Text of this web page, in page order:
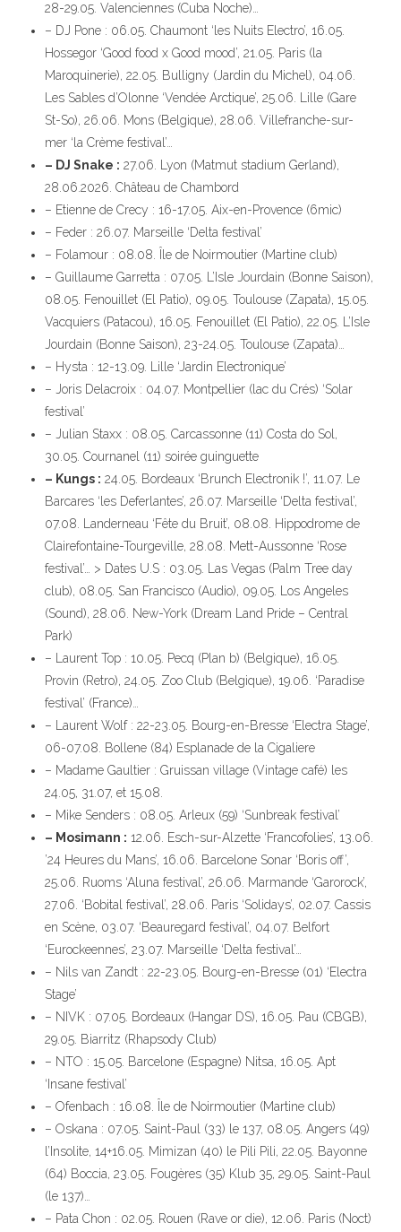
28-29.05. Valenciennes (Cuba Noche)…
– DJ Pone : 06.05. Chaumont ‘les Nuits Electro’, 16.05.
Hossegor ‘Good food x Good mood’, 21.05. Paris (la
Maroquinerie), 22.05. Bulligny (Jardin du Michel), 04.06.
Les Sables d’Olonne ‘Vendée Arctique’, 25.06. Lille (Gare
St-So), 26.06. Mons (Belgique), 28.06. Villefranche-sur-
mer ‘la Crème festival’…
– DJ Snake : 27.06. Lyon (Matmut stadium Gerland),
28.06.2026. Château de Chambord
– Etienne de Crecy : 16-17.05. Aix-en-Provence (6mic)
– Feder : 26.07. Marseille ‘Delta festival’
– Folamour : 08.08. Île de Noirmoutier (Martine club)
– Guillaume Garretta : 07.05. L’Isle Jourdain (Bonne Saison),
08.05. Fenouillet (El Patio), 09.05. Toulouse (Zapata), 15.05.
Vacquiers (Patacou), 16.05. Fenouillet (El Patio), 22.05. L’Isle
Jourdain (Bonne Saison), 23-24.05. Toulouse (Zapata)…
– Hysta : 12-13.09. Lille ‘Jardin Electronique’
– Joris Delacroix : 04.07. Montpellier (lac du Crés) ‘Solar
festival’
– Julian Staxx : 08.05. Carcassonne (11) Costa do Sol,
30.05. Cournanel (11) soirée guinguette
– Kungs : 24.05. Bordeaux ‘Brunch Electronik !’, 11.07. Le
Barcares ‘les Deferlantes’, 26.07. Marseille ‘Delta festival’,
07.08. Landerneau ‘Fête du Bruit’, 08.08. Hippodrome de
Clairefontaine-Tourgeville, 28.08. Mett-Aussonne ‘Rose
festival’… > Dates U.S : 03.05. Las Vegas (Palm Tree day
club), 08.05. San Francisco (Audio), 09.05. Los Angeles
(Sound), 28.06. New-York (Dream Land Pride – Central
Park)
– Laurent Top : 10.05. Pecq (Plan b) (Belgique), 16.05.
Provin (Retro), 24.05. Zoo Club (Belgique), 19.06. ‘Paradise
festival’ (France)…
– Laurent Wolf : 22-23.05. Bourg-en-Bresse ‘Electra Stage’,
06-07.08. Bollene (84) Esplanade de la Cigaliere
– Madame Gaultier : Gruissan village (Vintage café) les
24.05, 31.07, et 15.08.
– Mike Senders : 08.05. Arleux (59) ‘Sunbreak festival’
– Mosimann : 12.06. Esch-sur-Alzette ‘Francofolies’, 13.06.
’24 Heures du Mans’, 16.06. Barcelone Sonar ‘Boris off’,
25.06. Ruoms ‘Aluna festival’, 26.06. Marmande ‘Garorock’,
27.06. ‘Bobital festival’, 28.06. Paris ‘Solidays’, 02.07. Cassis
en Scène, 03.07. ‘Beauregard festival’, 04.07. Belfort
‘Eurockeennes’, 23.07. Marseille ‘Delta festival’…
– Nils van Zandt : 22-23.05. Bourg-en-Bresse (01) ‘Electra
Stage’
– NIVK : 07.05. Bordeaux (Hangar DS), 16.05. Pau (CBGB),
29.05. Biarritz (Rhapsody Club)
– NTO : 15.05. Barcelone (Espagne) Nitsa, 16.05. Apt
‘Insane festival’
– Ofenbach : 16.08. Île de Noirmoutier (Martine club)
– Oskana : 07.05. Saint-Paul (33) le 137, 08.05. Angers (49)
l’Insolite, 14+16.05. Mimizan (40) le Pili Pili, 22.05. Bayonne
(64) Boccia, 23.05. Fougères (35) Klub 35, 29.05. Saint-Paul
(le 137)…
– Pata Chon : 02.05. Rouen (Rave or die), 12.06. Paris (Noct)